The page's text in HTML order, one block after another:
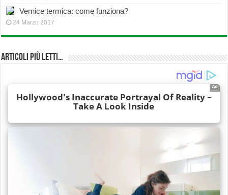
Vernice termica: come funziona?
24 Marzo 2017
Articoli più Letti…